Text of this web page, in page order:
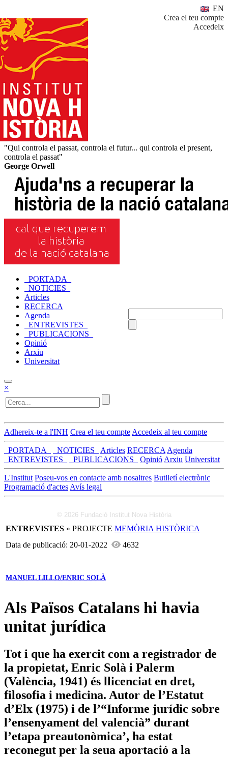
EN
Crea el teu compte
Accedeix
"Qui controla el passat, controla el futur... qui controla el present,
controla el passat"
George Orwell
_PORTADA_
_NOTICIES_
Articles
RECERCA
Agenda
_ENTREVISTES_
_PUBLICACIONS_
Opinió
Arxiu
Universitat
×
Adhereix-te a l'INH Crea el teu compte Accedeix al teu compte
_PORTADA_ _NOTICIES_ Articles RECERCA Agenda
_ENTREVISTES_
_PUBLICACIONS_ Opinió Arxiu Universitat
L'Institut Poseu-vos en contacte amb nosaltres Butlletí electrònic
Programació d'actes Avís legal
© 2026 Fundació Institut Nova Història
ENTREVISTES » PROJECTE MEMÒRIA HISTÒRICA
Data de publicació: 20-01-2022
4632
MANUEL LILLO/ENRIC SOLÀ
Als Països Catalans hi havia
unitat jurídica
Tot i que ha exercit com a registrador de
la propietat, Enric Solà i Palerm
(València, 1941) és llicenciat en dret,
filosofia i medicina. Autor de l’Estatut
d’Elx (1975) i de l’“Informe jurídic sobre
l’ensenyament del valencià” durant
l’etapa preautonòmica’, ha estat
reconegut per la seua aportació a la